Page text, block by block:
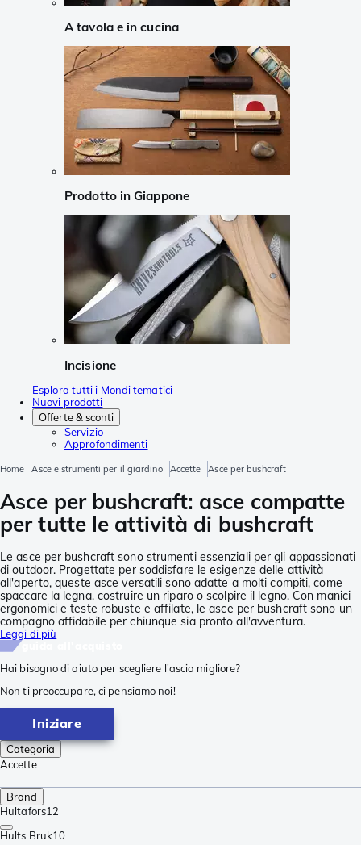
A tavola e in cucina
Prodotto in Giappone
Incisione
Esplora tutti i Mondi tematici
Nuovi prodotti
Offerte & sconti
Servizio
Approfondimenti
Home Asce e strumenti per il giardino Accette Asce per bushcraft
Asce per bushcraft: asce compatte
per tutte le attività di bushcraft
Le asce per bushcraft sono strumenti essenziali per gli appassionati
di outdoor. Progettate per soddisfare le esigenze delle attività
all'aperto, queste asce versatili sono adatte a molti compiti, come
spaccare la legna, costruire un riparo o scolpire il legno. Con manici
ergonomici e teste robuste e affilate, le asce per bushcraft sono un
compagno affidabile per chiunque sia pronto all'avventura.
Leggi di più
Hai bisogno di aiuto per scegliere l'ascia migliore?
Non ti preoccupare, ci pensiamo noi!
Iniziare
Categoria
Accette
Brand
Hultafors12
Hults Bruk10